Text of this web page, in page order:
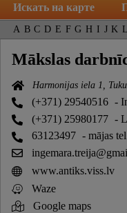
Искать на карте
A B C D E F G H I J K L
Mākslas
Harmonijas iela 1,
(+371) 29540516 -
(+371) 25980177 -
63123497 - mājas
www.antiks.viss.lv
Waze
Google maps